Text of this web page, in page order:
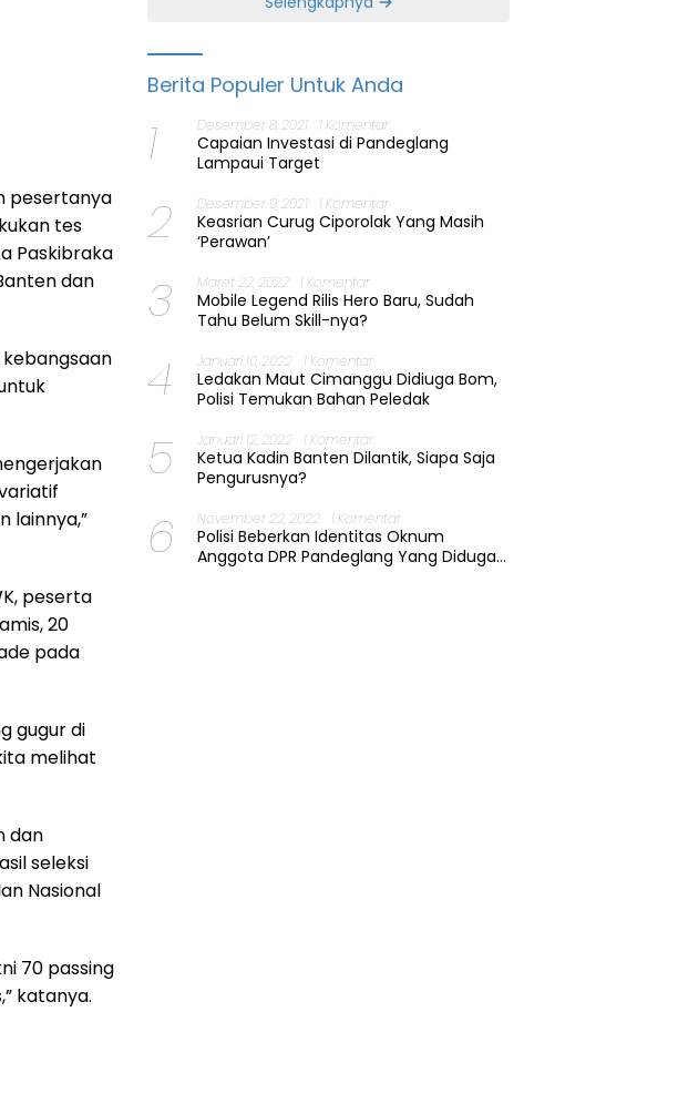
pesertanya
tes
Paskibraka
dan
lainnya,”
peserta
20
pada
gugur di
melihat
dan
seleksi
Nasional
70 passing
katanya.
Berita Populer Untuk Anda
1 Desember 8, 2021 1 Komentar
Capaian Investasi di Pandeglang
Lampaui Target
2 Desember 9, 2021 1 Komentar
Keasrian Curug Ciporolak Yang Masih
‘Perawan’
3 Maret 22, 2022 1 Komentar
Mobile Legend Rilis Hero Baru, Sudah
Tahu Belum Skill-nya?
4 Januari 10, 2022 1 Komentar
Ledakan Maut Cimanggu Didiuga Bom,
Polisi Temukan Bahan Peledak
5 Januari 12, 2022 1 Komentar
Ketua Kadin Banten Dilantik, Siapa Saja
Pengurusnya?
6 November 22, 2022 1 Komentar
Polisi Beberkan Identitas Oknum
Anggota DPR Pandeglang Yang Diduga